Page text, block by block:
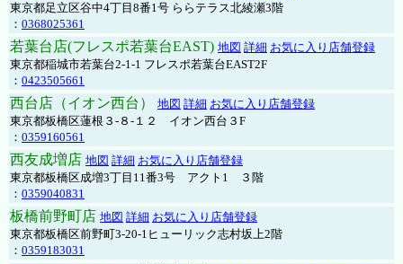
東京都足立区谷中4丁目8番1号 ららテラス北綾瀬3階
： 0368025361
若葉台店(フレスポ若葉台EAST) 地図 詳細 お気に入り店舗登録
東京都稲城市若葉台2-1-1 フレスポ若葉台EAST2F
： 0423505661
西台店（イオン西台） 地図 詳細 お気に入り店舗登録
東京都板橋区蓮根３-８-１２ イオン西台３F
： 0359160561
西友成増店 地図 詳細 お気に入り店舗登録
東京都板橋区成増3丁目11番3号 アクト1 ３階
： 0359040831
板橋前野町店 地図 詳細 お気に入り店舗登録
東京都板橋区前野町3-20-1ヒューリック志村坂上2階
： 0359183031